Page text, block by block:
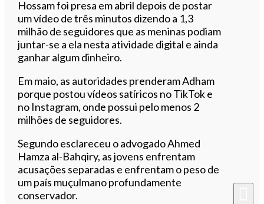
Hossam foi presa em abril depois de postar
um vídeo de três minutos dizendo a 1,3
milhão de seguidores que as meninas podiam
juntar-se a ela nesta atividade digital e ainda
ganhar algum dinheiro.
Em maio, as autoridades prenderam Adham
porque postou vídeos satíricos no TikTok e
no Instagram, onde possui pelo menos 2
milhões de seguidores.
Segundo esclareceu o advogado Ahmed
Hamza al-Bahqiry, as jovens enfrentam
acusações separadas e enfrentam o peso de
um país muçulmano profundamente
conservador.